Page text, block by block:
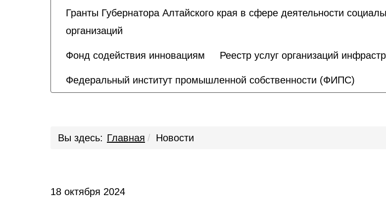
Гранты Губернатора Алтайского края в сфере деятельности
организаций
Фонд содействия инновациям Реестр услуг организаций
Федеральный институт промышленной собственности (ФИПС)
Вы здесь: Главная Новости
18 октября 2024